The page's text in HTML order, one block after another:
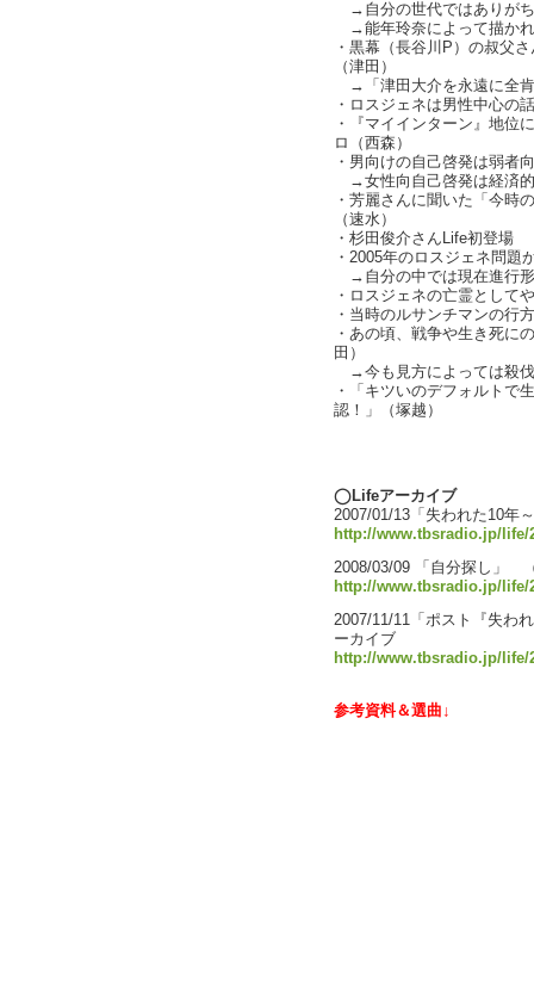
→自分の世代ではありがち
→能年玲奈によって描か
・黒幕（長谷川P）の叔父
（津田）
→「津田大介を永遠に全
・ロスジェネは男性中心の
・『マイインターン』地位
ロ（西森）
・男向けの自己啓発は弱者
→女性向自己啓発は経済
・芳麗さんに聞いた「今時
（速水）
・杉田俊介さんLife初登場
・2005年のロスジェネ問題
→自分の中では現在進行
・ロスジェネの亡霊として
・当時のルサンチマンの行
・あの頃、戦争や生き死に
田）
→今も見方によっては殺伐
・「キツいのデフォルトで
認！」（塚越）
◯Lifeアーカイブ
2007/01/13「失われた10年
http://www.tbsradio.jp/life/
2008/03/09 「自分探し」
http://www.tbsradio.jp/life/
2007/11/11「ポスト『失わ
ーカイブ
http://www.tbsradio.jp/life/
参考資料＆選曲↓